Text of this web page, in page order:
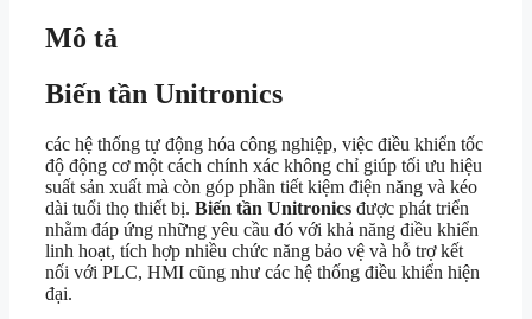
Mô tả
Biến tần Unitronics
các hệ thống tự động hóa công nghiệp, việc điều khiển tốc
độ động cơ một cách chính xác không chỉ giúp tối ưu hiệu
suất sản xuất mà còn góp phần tiết kiệm điện năng và kéo
dài tuổi thọ thiết bị. Biến tần Unitronics được phát triển
nhằm đáp ứng những yêu cầu đó với khả năng điều khiển
linh hoạt, tích hợp nhiều chức năng bảo vệ và hỗ trợ kết
nối với PLC, HMI cũng như các hệ thống điều khiển hiện
đại.